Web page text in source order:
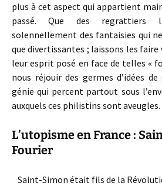
plus à cet aspect qui appartient
passé. Que des regrattiers
solennellement des fantaisies qui
que divertissantes ; laissons les
leur esprit posé en face de telles «
nous réjouir des germes d’idées
génie qui percent partout sous
auxquels ces philistins sont aveugles.
L’utopisme en France :
Fourier
Saint-Simon était fils de la